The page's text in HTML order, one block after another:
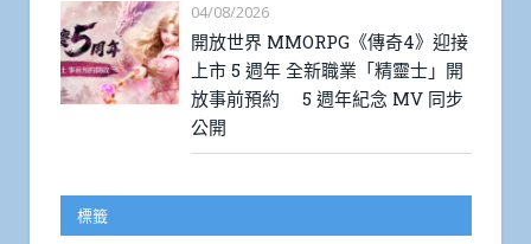
04/08/2026
開放世界 MMORPG《傳奇4》迎接
上市 5 週年 全新職業「精靈士」開
放事前預約 5 週年紀念 MV 同步
公開
標籤